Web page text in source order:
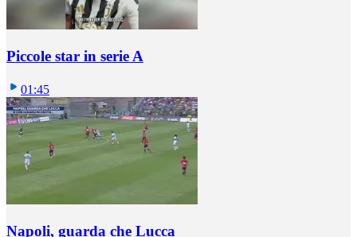
Piccole star in serie A
01:45
Napoli, guarda che Lucca